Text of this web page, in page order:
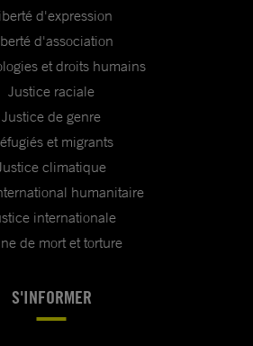
d'expression
d'association
et droits humains
Justice raciale
Justice de genre
et migrants
climatique
humanitaire
internationale
de mort et torture
S'INFORMER